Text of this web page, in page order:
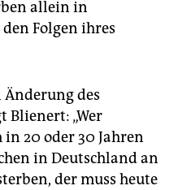
allein in
Folgen ihres
Änderung des
Blienert: „Wer
20 oder 30 Jahren
in Deutschland an
der muss heute